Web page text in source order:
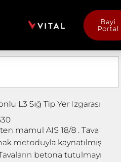
Bayi
Portal
L3 Sığ Tip Yer Izgarası
mamul AIS 18/8 . Tava
metoduyla kaynatılmış
betona tutulmayı